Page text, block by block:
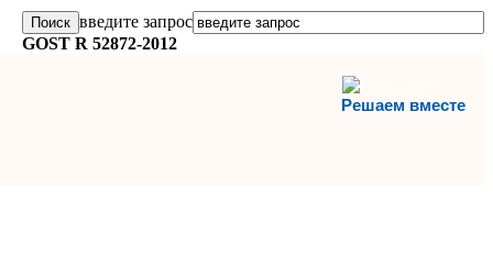
введите запрос
GOST R 52872-2012
Решаем вместе